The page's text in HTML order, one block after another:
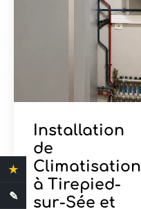
Installation
de
Climatisation
à Tirepied-
sur-Sée et
★ 4.4 Avis clients
✎ Demande de devis